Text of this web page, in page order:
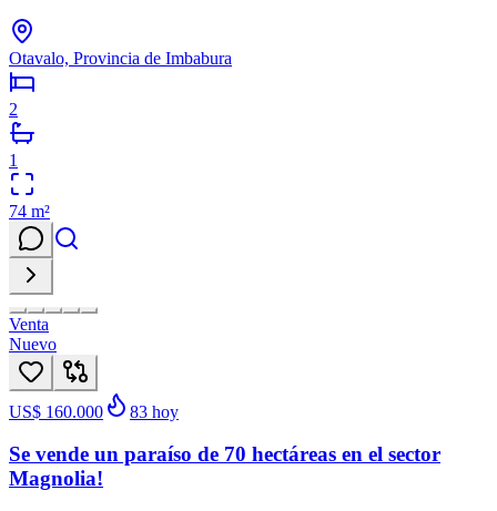
Otavalo, Provincia de Imbabura
2
1
74 m²
Venta
Nuevo
US$ 160.000 83 hoy
Se vende un paraíso de 70 hectáreas en el sector
Magnolia!